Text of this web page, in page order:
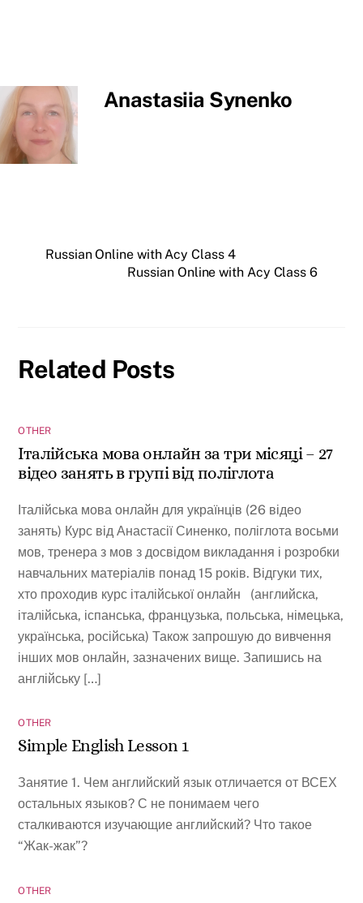
Anastasiia Synenko
Russian Online with Acy Class 4
Russian Online with Acy Class 6
Related Posts
OTHER
Італійська мова онлайн за три місяці – 27
відео занять в групі від поліглота
Італійська мова онлайн для українців (26 відео
занять) Курс від Анастасії Синенко, поліглота восьми
мов, тренера з мов з досвідом викладання і розробки
навчальних матеріалів понад 15 років. Відгуки тих,
хто проходив курс італійської онлайн (английска,
італійська, іспанська, французька, польська, німецька,
українська, російська) Також запрошую до вивчення
інших мов онлайн, зазначених вище. Запишись на
англійську […]
OTHER
Simple English Lesson 1
Занятие 1. Чем английский язык отличается от ВСЕХ
остальных языков? С не понимаем чего
сталкиваются изучающие английский? Что такое
“Жак-жак”?
OTHER